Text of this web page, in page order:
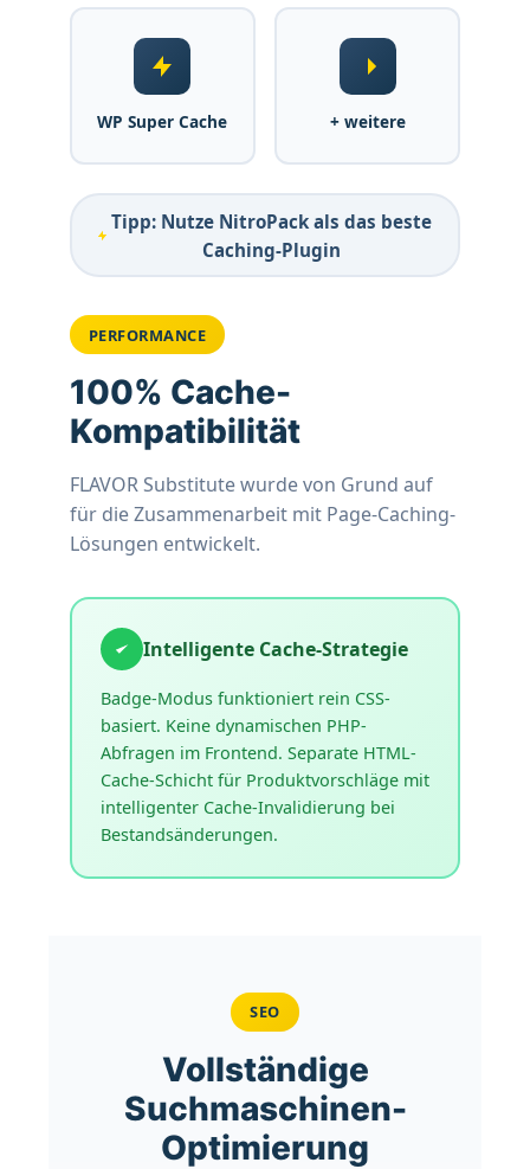
Intelligentes Matching
Preis, Tags, Attribute
Konfigurierbare Prioritäten per Drag & Drop
Zweistufiges Kandidaten-System für optimale
Brands, WC Brands
Preis-Ähnlichkeit mit ±30% Toleranz
Semantische Titel-Analyse mit Stoppwort-
Filterung
Varianten-Support
Variable Products
Erkennung von partiellem Stock
Vorrangige Anzeige verfügbarer Varianten
JavaScript-basierte dynamische Varianten-
Anzeige
Variation-spezifische Suggestions
Recursion Guards gegen Endlosschleifen
Related Products Markup für Alternativen
Optionales noindex mit Follow-Attribut
Canonical URL Erhaltung
HTTP-Header (X-Product-Availability)
WP Super Cache + weitere
Tipp: Nutze NitroPack als das beste
Caching-Plugin
PERFORMANCE
100% Cache-
Kompatibilität
FLAVOR Substitute wurde von Grund auf
für die Zusammenarbeit mit Page-Caching-
Lösungen entwickelt.
Intelligente Cache-Strategie
Badge-Modus funktioniert rein CSS-
basiert. Keine dynamischen PHP-
Abfragen im Frontend. Separate HTML-
Cache-Schicht für Produktvorschläge mit
intelligenter Cache-Invalidierung bei
Bestandsänderungen.
SEO
Vollständige
Suchmaschinen-
Optimierung